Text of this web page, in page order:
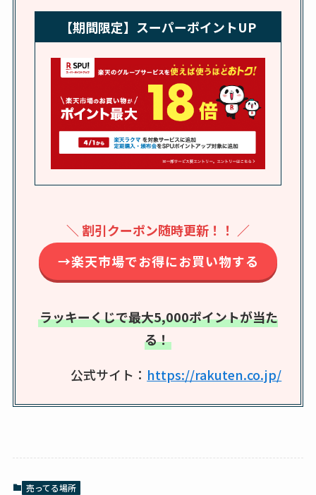
も調査
クランベリージュー
スはコンビニで売っ
てる？薬局やイオン
は？おすすめや効果
も調査
トなど販売店や安い
通販調査
アクアテクトゲルが
売ってる場所はど
こ？楽天・amazonで
買える？値段や手荒
れの口コミも調査
つ？激安販売店・通
販も調査
karseellはどこで売っ
てる？ロフトやハン
ズで買える？楽天や
amazonなど通販の販
売店も調査
売ってるか・代替品
【期間限定】スーパーポイントUP
＼ 割引クーポン随時更新！！ ／
→楽天市場でお得にお買い物する
ラッキーくじで最大5,000ポイントが当た
る！
公式サイト： https://rakuten.co.jp/
売ってる場所